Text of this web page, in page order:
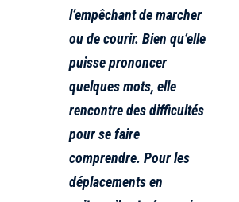
l’empêchant de marcher
ou de courir. Bien qu’elle
puisse prononcer
quelques mots, elle
rencontre des difficultés
pour se faire
comprendre. Pour les
déplacements en